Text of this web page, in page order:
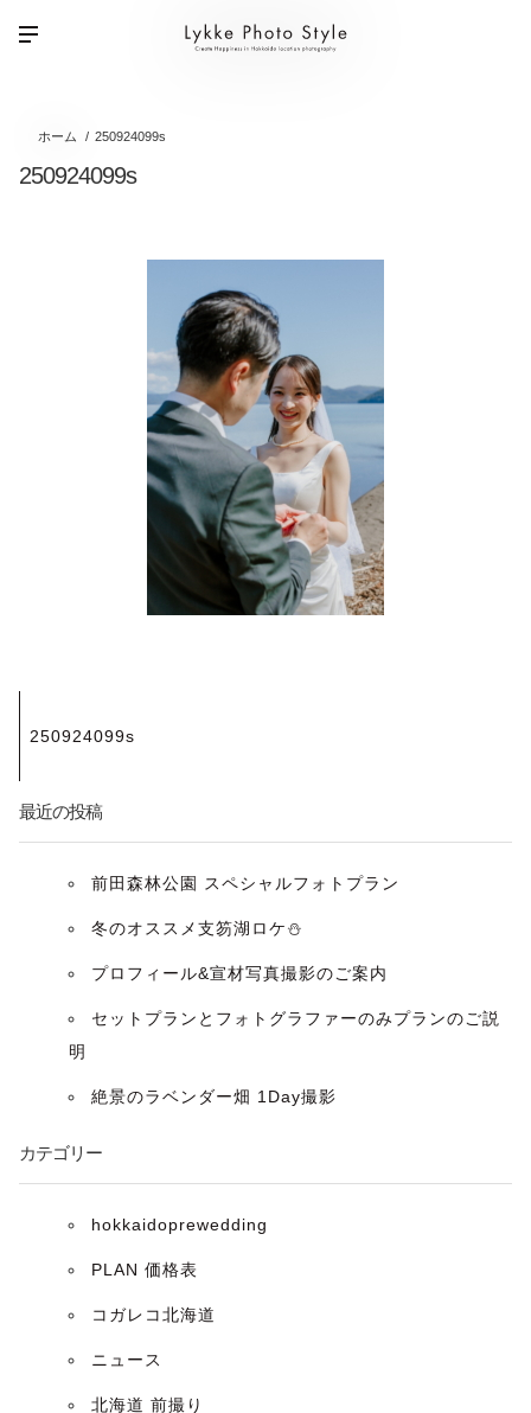
ホーム 250924099s
250924099s
稿
ナ
ン
250924099s
最近の投稿
前田森林公園 スペシャルフォトプラン
冬のオススメ支笏湖ロケ⛄️
プロフィール&宣材写真撮影のご案内
セットプランとフォトグラファーのみプランのご説
明
絶景のラベンダー畑 1Day撮影
カテゴリー
hokkaidoprewedding
PLAN 価格表
コガレコ北海道
ニュース
北海道 前撮り